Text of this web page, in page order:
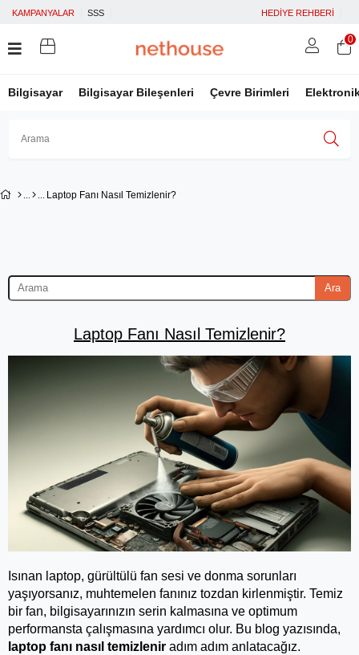
KAMPANYALAR SSS HEDİYE REHBERİ
Bilgisayar Bilgisayar Bileşenleri Çevre Birimleri
0
Laptop Fanı Nasıl Temizlenir?
Ara
Laptop Fanı Nasıl Temizlenir?
Isınan laptop, gürültülü fan sesi ve donma sorunları
yaşıyorsanız, muhtemelen fanınız tozdan kirlenmiştir. Temiz
bir fan, bilgisayarınızın serin kalmasına ve optimum
laptop fanı nasıl temizlenir adım adım anlatacağız.